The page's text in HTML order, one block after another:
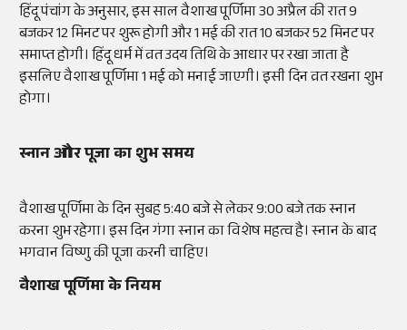
हिंदू पंचांग के अनुसार, इस साल वैशाख पूर्णिमा 30 अप्रैल की रात 9
बजकर 12 मिनट पर शुरू होगी और 1 मई की रात 10 बजकर 52 मिनट पर
समाप्त होगी। हिंदू धर्म में व्रत उदय तिथि के आधार पर रखा जाता है
इसलिए वैशाख पूर्णिमा 1 मई को मनाई जाएगी। इसी दिन व्रत रखना शुभ
होगा।
स्नान और पूजा का शुभ समय
वैशाख पूर्णिमा के दिन सुबह 5:40 बजे से लेकर 9:00 बजे तक स्नान
करना शुभ रहेगा। इस दिन गंगा स्नान का विशेष महत्व है। स्नान के बाद
भगवान विष्णु की पूजा करनी चाहिए।
वैशाख पूर्णिमा के नियम